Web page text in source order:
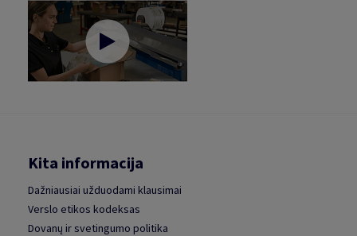
Kita informacija
Dažniausiai užduodami klausimai
Verslo etikos kodeksas
Dovanų ir svetingumo politika